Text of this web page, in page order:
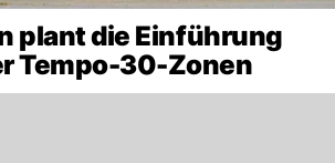
plant die Einführung
Tempo-30-Zonen